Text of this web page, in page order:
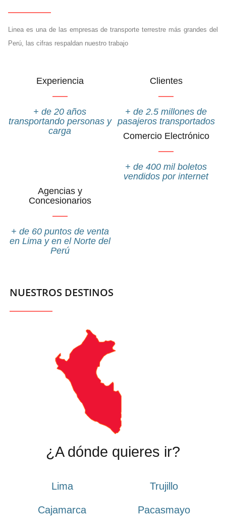
Linea es una de las empresas de transporte terrestre más grandes del
Perú, las cifras respaldan nuestro trabajo
Experiencia
+ de 20 años
transportando personas y
carga
Clientes
+ de 2.5 millones de
pasajeros transportados
Comercio Electrónico
+ de 400 mil boletos
vendidos por internet
Agencias y
Concesionarios
+ de 60 puntos de venta
en Lima y en el Norte del
Perú
NUESTROS DESTINOS
¿A dónde quieres ir?
Lima Trujillo
Cajamarca Pacasmayo